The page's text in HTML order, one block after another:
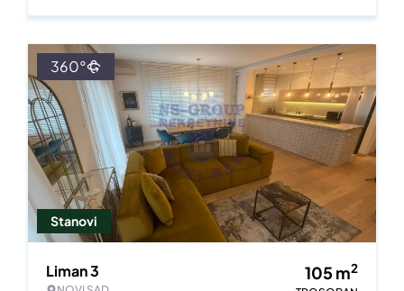
Stanovi
360°
Liman 3 105m2